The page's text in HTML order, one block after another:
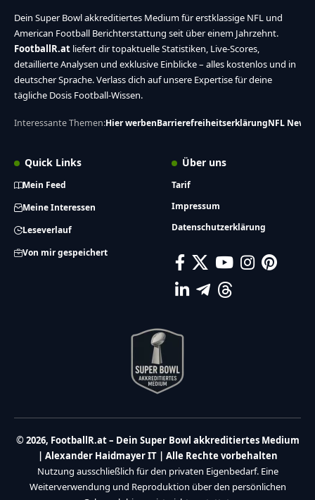
Dein Super Bowl akkreditiertes Medium für erstklassige NFL und
American Football Berichterstattung seit über einem Jahrzehnt.
FootballR.at liefert dir topaktuelle Statistiken, Live-Scores,
detaillierte Analysen und exklusive Einblicke – alles kostenlos und in
deutscher Sprache. Verlass dich auf unsere Expertise für deine
tägliche Dosis Football-Wissen.
Interessante Themen:Hier werbenBarrierefreiheitserklärungNFL News
Quick Links
Mein Feed
Meine Interessen
Leseverlauf
Von mir gespeichert
Über uns
Tarif
Impressum
Datenschutzerklärung
© 2026, FootballR.at – Dein Super Bowl akkreditiertes Medium
| Alexander Haidmayer IT | Alle Rechte vorbehalten
Nutzung ausschließlich für den privaten Eigenbedarf. Eine
Weiterverwendung und Reproduktion über den persönlichen